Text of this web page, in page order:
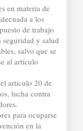
en materia de
a los
de trabajo
seguridad y salud
salvo que se
al artículo
artículo 20 de
lucha contra
para ocuparse
en la